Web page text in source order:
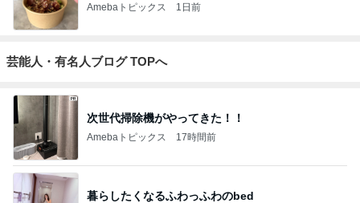
Amebaトピックス 1日前
芸能人・有名人ブログ TOPへ
次世代掃除機がやってきた！！
Amebaトピックス 17時間前
暮らしたくなるふわっふわのbed